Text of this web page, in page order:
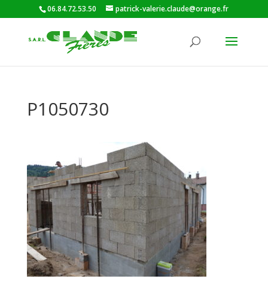
06.84.72.53.50 patrick-valerie.claude@orange.fr
P1050730